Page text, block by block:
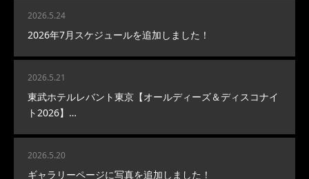
2026.5.24
2026年7月スケジュールを追加しました！
2026.5.21
東武ホテルレバント東京【オールディーズ＆ディスコナイ
ト2026】…
2026.5.20
ギャラリーページに写真を追加しました！